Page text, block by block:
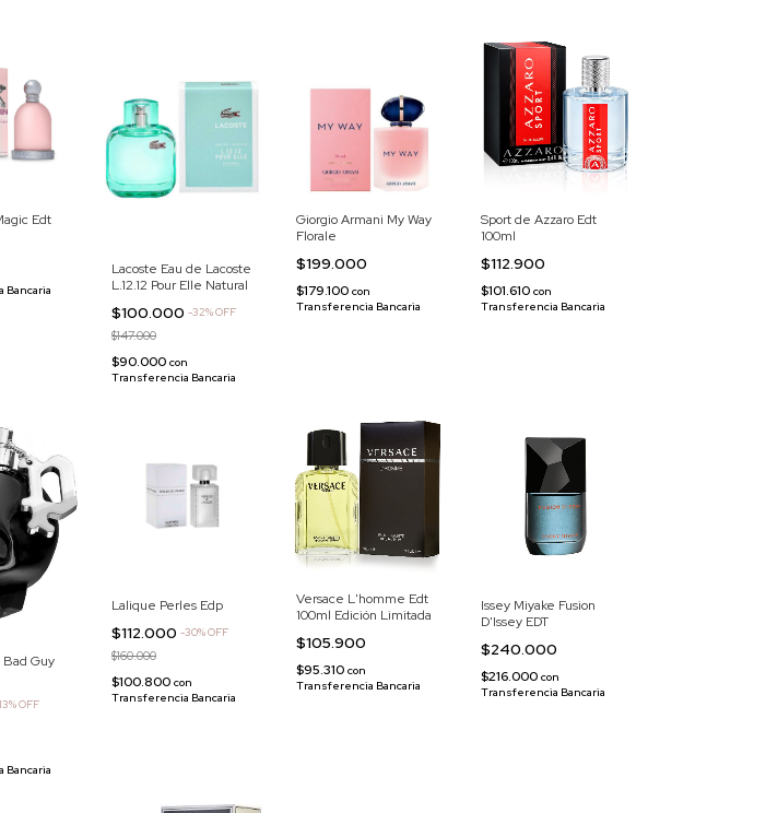
Edt
Bancaria
Lacoste Eau de Lacoste
L.12.12 Pour Elle Natural
$100.000 -32%OFF
$147.000
$90.000 con
Transferencia Bancaria
Giorgio Armani My Way
Florale
$199.000
$179.100 con
Transferencia Bancaria
Sport de Azzaro Edt
100ml
$112.900
$101.610 con
Transferencia Bancaria
Bad Guy
13%OFF
Bancaria
Lalique Perles Edp
$112.000 -30%OFF
$160.000
$100.800 con
Transferencia Bancaria
Versace L'homme Edt
100ml Edición Limitada
$105.900
$95.310 con
Transferencia Bancaria
Issey Miyake Fusion
D'Issey EDT
$240.000
$216.000 con
Transferencia Bancaria